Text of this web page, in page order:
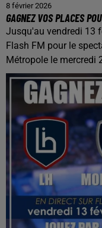
8 février 2026
GAGNEZ VOS PLACES
Jusqu'au vendredi 13
Flash FM pour le
Métropole le mercredi